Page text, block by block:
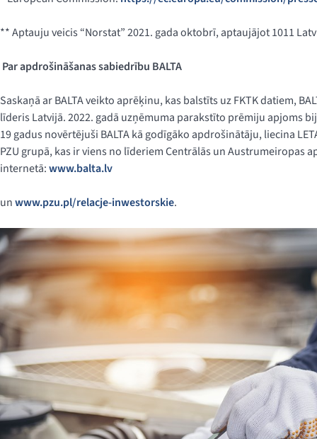
** Aptauju veicis “Norstat” 2021. gada oktobrī, aptaujājot 1011
Par apdrošināšanas sabiedrību BALTA
Saskaņā ar BALTA veikto aprēķinu, kas balstīts uz FKTK datiem,
līderis Latvijā. 2022. gadā uzņēmuma parakstīto prēmiju apjoms
19 gadus novērtējuši BALTA kā godīgāko apdrošinātāju, liecina
PZU grupā, kas ir viens no līderiem Centrālās un Austrumeiropas
internetā:www.balta.lv
unwww.pzu.pl/relacje-inwestorskie.